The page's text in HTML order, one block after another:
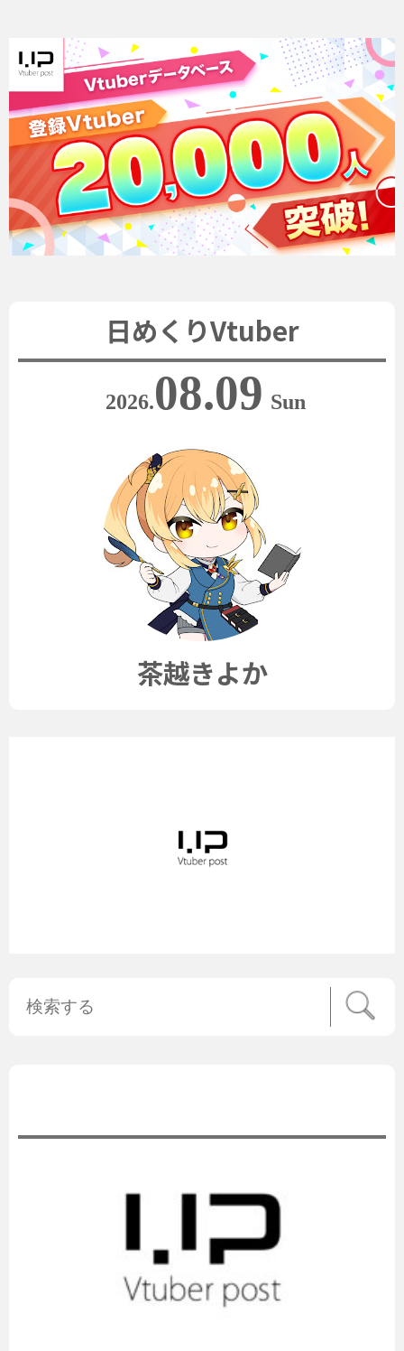
日めくりVtuber
2026.08.09 Sun
茶越きよか